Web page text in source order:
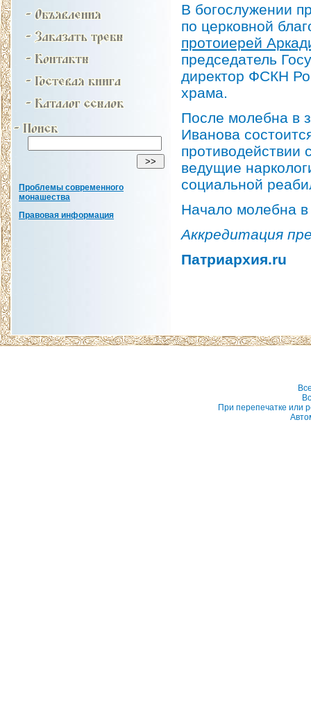
Проблемы современного
монашества
Правовая информация
В богослужении
по церковной
протоиерей
председатель
директор ФСКН
храма.
После молебна в
Иванова
противодействии
ведущие
социальной
Начало молебна
Аккредитация
Патриархия.ru
При перепечатке или